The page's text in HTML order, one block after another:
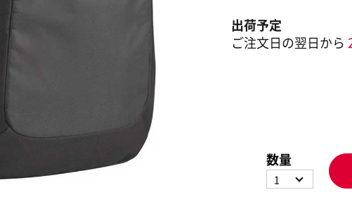
出荷予定
ご注文日の翌日から
数量
1